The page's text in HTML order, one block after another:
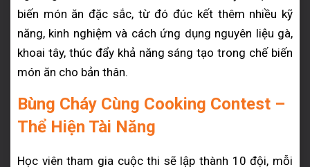
biến món ăn đặc sắc, từ đó đúc kết thêm nhiều kỹ
năng, kinh nghiệm và cách ứng dụng nguyên liệu gà,
khoai tây, thúc đẩy khả năng sáng tạo trong chế biến
món ăn cho bản thân.
Bùng Cháy Cùng Cooking Contest –
Thể Hiện Tài Năng
Học viên tham gia cuộc thi sẽ lập thành 10 đội, mỗi